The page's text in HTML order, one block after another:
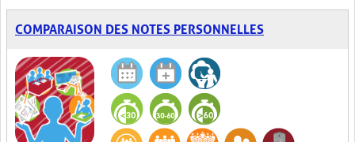
COMPARAISON DES NOTES PERSONNELLES